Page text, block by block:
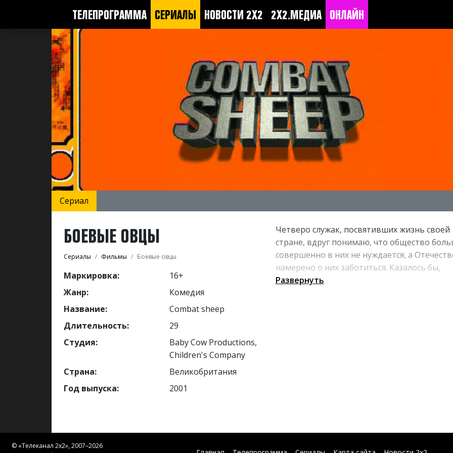
ТЕЛЕПРОГРАММА СЕРИАЛЫ НОВОСТИ 2Х2 2Х2.МЕДИА ОНЛАЙН
Сериал
БОЕВЫЕ ОВЦЫ
Сериалы Фильмы Боевые овцы
Маркировка:
16+
Жанр:
Комедия
Название:
Combat sheep
Длительность:
29
Студия:
Baby Cow Productions,
Children's Company
Страна:
Великобритания
Год выпуска:
2001
Четверо служак, посвятивших жизнь своей
стране, вдруг понимаю, что общество
совершенно в них не нуждается, а
намерено о них заботиться. Казалось бы,
причем тут овцы?
Развернуть
© «Телеканал 2x2», 2007–2026